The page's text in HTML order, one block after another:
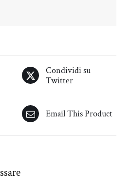
Condividi su
Twitter
Email This Product